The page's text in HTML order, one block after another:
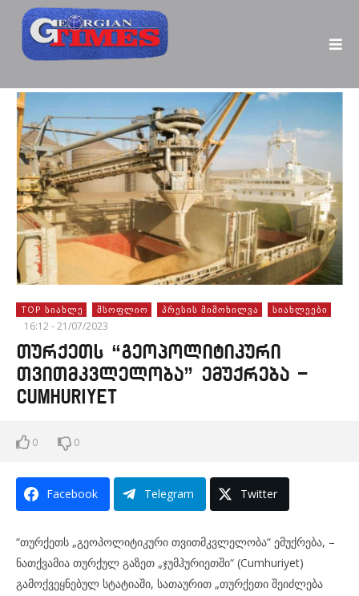
TOP ᲡᲘᲐᲮᲚᲔ ᲛᲡᲝᲤᲚᲘᲝ ᲞᲠᲔᲡᲘᲡ ᲛᲘᲛᲝᲮᲘᲚᲕᲐ ᲡᲘᲐᲮᲚᲔᲔᲑᲘ
16:12 - 21/07/2023
თურქეთს “გეოპოლიტიკური
თვითმკვლელობა” ემუქრება -
Cumhuriyet
0 0
Facebook Telegram Twitter
“თურქეთს „გეოპოლიტიკური თვითმკვლელობა“ ემუქრება, –
ნათქვამია თურქულ გაზეთ „ჯუმჰურიეთში“ (Cumhuriyet)
გამოქვეყნებულ სტატიაში, სათაურით „თურქეთი შეიძლება